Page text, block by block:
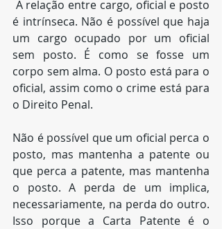
é intrínseca. Não é possível que haja
um cargo ocupado por um oficial
sem posto. É como se fosse um
corpo sem alma. O posto está para o
oficial, assim como o crime está para
o Direito Penal.
Não é possível que um oficial perca o
posto, mas mantenha a patente ou
que perca a patente, mas mantenha
o posto. A perda de um implica,
necessariamente, na perda do outro.
Isso porque a Carta Patente é o